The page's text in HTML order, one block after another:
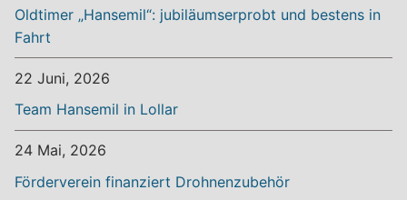
Oldtimer „Hansemil“: jubiläumserprobt und bestens in
Fahrt
22 Juni, 2026
Team Hansemil in Lollar
24 Mai, 2026
Förderverein finanziert Drohnenzubehör